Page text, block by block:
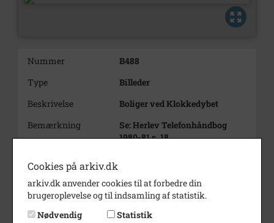
Nummer
B488
Type
Billeder
Beskrivelse
Boliger ved Klokkedybet
Bemærkning
Se: Herlev Telefonhåndbog
1980-81 s. 18
Årstal
1979
Fotograf
Herlev Kommune
Informationsafdelingen
Cookies på arkiv.dk
arkiv.dk anvender cookies til at forbedre din
brugeroplevelse og til indsamling af statistik.
Nødvendig
Statistik